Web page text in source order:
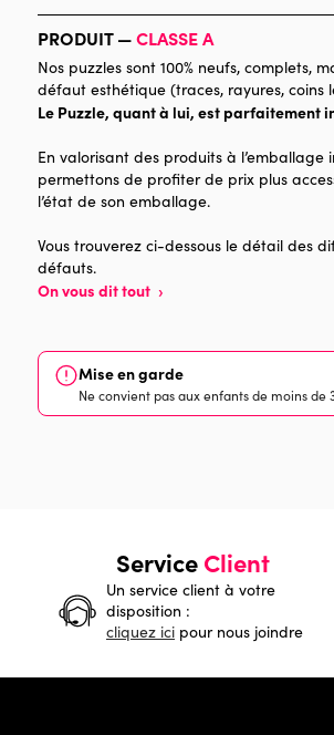
Marque
Catégorie
Age
Provenance
Nombre de pièces
Dimensions
PRODUIT —CLASSE A
Nos puzzles sont 100% neufs,
défaut esthétique (traces, rayures, coins
Le Puzzle, quant à lui, est parfaitement
En valorisant des produits à
permettons de profiter de prix plus
l’état de son emballage.
Vous trouverez ci-dessous le détail des
défauts.
On vous dit tout ›
Mise en garde
Ne convient pas aux enfants de moins de
ServiceClient
Un service client à votre
disposition :
cliquez ici pour nous joindre